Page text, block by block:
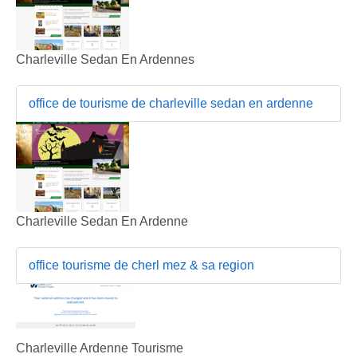
Charleville Sedan En Ardennes
office de tourisme de charleville sedan en ardenne
Charleville Sedan En Ardenne
office tourisme de cherl mez & sa region
Charleville Ardenne Tourisme